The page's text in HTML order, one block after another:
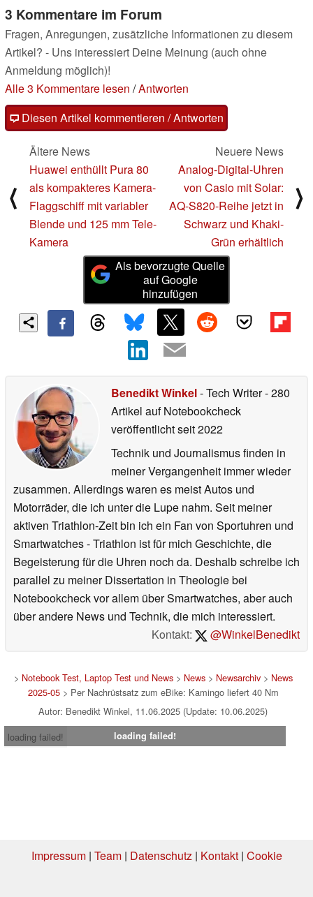
3 Kommentare im Forum
Fragen, Anregungen, zusätzliche Informationen zu diesem
Artikel? - Uns interessiert Deine Meinung (auch ohne
Anmeldung möglich)!
Alle 3 Kommentare lesen /Antworten
Diesen Artikel kommentieren / Antworten
⟨
Ältere News
Huawei enthüllt Pura 80
als kompakteres Kamera-
Flaggschiff mit variabler
Blende und 125 mm Tele-
Kamera
Neuere News
Analog-Digital-Uhren
von Casio mit Solar:
AQ-S820-Reihe jetzt in
Schwarz und Khaki-
Grün erhältlich
⟩
Als bevorzugte Quelle
auf Google
hinzufügen
Benedikt Winkel- Tech Writer- 280
Artikel auf Notebookcheck
veröffentlichtseit 2022
Technik und Journalismus finden in
meiner Vergangenheit immer wieder
zusammen. Allerdings waren es meist Autos und
Motorräder, die ich unter die Lupe nahm. Seit meiner
aktiven Triathlon-Zeit bin ich ein Fan von Sportuhren und
Smartwatches - Triathlon ist für mich Geschichte, die
Begeisterung für die Uhren noch da. Deshalb schreibe ich
parallel zu meiner Dissertation in Theologie bei
Notebookcheck vor allem über Smartwatches, aber auch
über andere News und Technik, die mich interessiert.
Kontakt:
@WinkelBenedikt
> Notebook Test, Laptop Test und News> News> Newsarchiv> News
2025-05> Per Nachrüstsatz zum eBike: Kamingo liefert 40 Nm
Autor: Benedikt Winkel, 11.06.2025 (Update: 10.06.2025)
loading failed!
loading failed!
Impressum| Team| Datenschutz| Kontakt| Cookie